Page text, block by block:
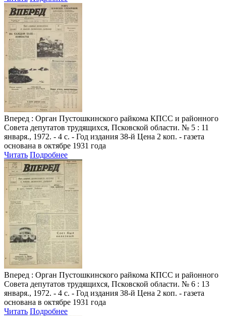
Вперед : Орган Пустошкинского райкома КПСС и районного
Совета депутатов трудящихся, Псковской области. № 5 : 11
января., 1972. - 4 с. - Год издания 38-й Цена 2 коп. - газета
основана в октябре 1931 года
Читать Подробнее
Вперед : Орган Пустошкинского райкома КПСС и районного
Совета депутатов трудящихся, Псковской области. № 6 : 13
января., 1972. - 4 с. - Год издания 38-й Цена 2 коп. - газета
основана в октябре 1931 года
Читать Подробнее